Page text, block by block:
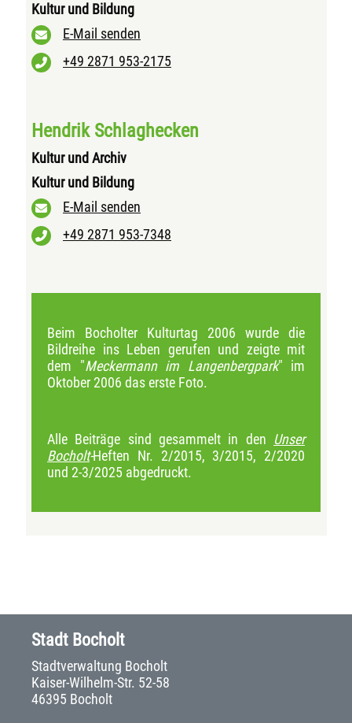
Kultur und Bildung
E-Mail senden
+49 2871 953-2175
Hendrik Schlaghecken
Kultur und Archiv
Kultur und Bildung
E-Mail senden
+49 2871 953-7348
Beim Bocholter Kulturtag 2006 wurde die
Bildreihe ins Leben gerufen und zeigte mit
dem "Meckermann im Langenbergpark" im
Oktober 2006 das erste Foto.
Alle Beiträge sind gesammelt in den Unser
Bocholt-Heften Nr. 2/2015, 3/2015, 2/2020
und 2-3/2025 abgedruckt.
Stadt Bocholt
Stadtverwaltung Bocholt
Kaiser-Wilhelm-Str. 52-58
46395 Bocholt